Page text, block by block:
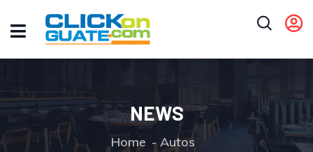
NEWS
Home Autos